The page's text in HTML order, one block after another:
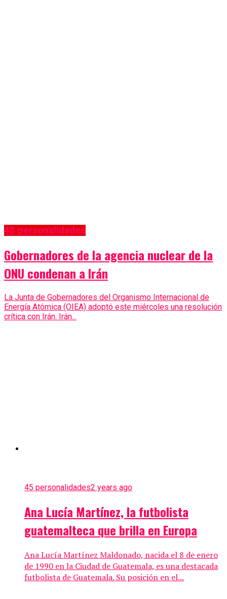
45 personalidades
Gobernadores de la agencia nuclear de la
ONU condenan a Irán
La Junta de Gobernadores del Organismo Internacional de
Energía Atómica (OIEA) adoptó este miércoles una resolución
crítica con Irán. Irán...
45 personalidades2 years ago
Ana Lucía Martínez, la futbolista
guatemalteca que brilla en Europa
Ana Lucía Martínez Maldonado, nacida el 8 de enero
de 1990 en la Ciudad de Guatemala, es una destacada
futbolista de Guatemala. Su posición en el...